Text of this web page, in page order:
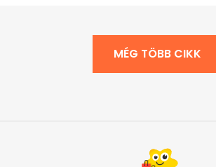
MÉG TÖBB CIKK